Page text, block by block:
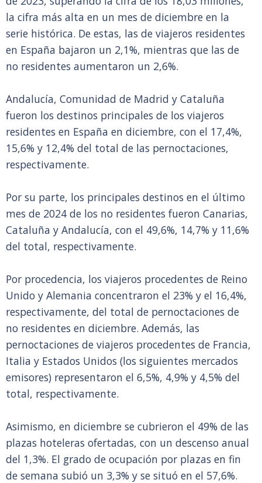
la cifra más alta en un mes de diciembre en la
serie histórica. De estas, las de viajeros residentes
en España bajaron un 2,1%, mientras que las de
no residentes aumentaron un 2,6%.
Andalucía, Comunidad de Madrid y Cataluña
fueron los destinos principales de los viajeros
residentes en España en diciembre, con el 17,4%,
15,6% y 12,4% del total de las pernoctaciones,
respectivamente.
Por su parte, los principales destinos en el último
mes de 2024 de los no residentes fueron Canarias,
Cataluña y Andalucía, con el 49,6%, 14,7% y 11,6%
del total, respectivamente.
Por procedencia, los viajeros procedentes de Reino
Unido y Alemania concentraron el 23% y el 16,4%,
respectivamente, del total de pernoctaciones de
no residentes en diciembre. Además, las
pernoctaciones de viajeros procedentes de Francia,
Italia y Estados Unidos (los siguientes mercados
emisores) representaron el 6,5%, 4,9% y 4,5% del
total, respectivamente.
Asimismo, en diciembre se cubrieron el 49% de las
plazas hoteleras ofertadas, con un descenso anual
del 1,3%. El grado de ocupación por plazas en fin
de semana subió un 3,3% y se situó en el 57,6%.